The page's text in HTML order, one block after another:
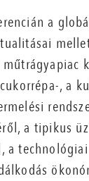
a
, a
a tipikus
a